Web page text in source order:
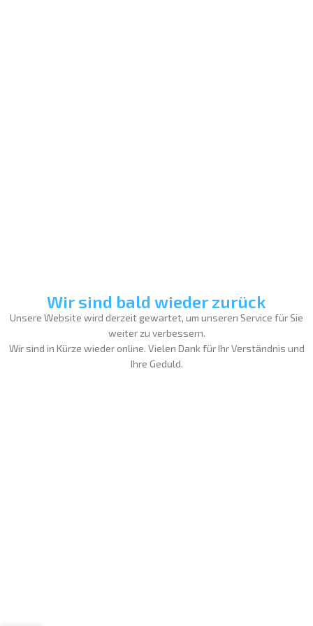
Wir sind bald wieder zurück
Unsere Website wird derzeit gewartet, um unseren Service für Sie
weiter zu verbessern.
Wir sind in Kürze wieder online. Vielen Dank für Ihr Verständnis und
Ihre Geduld.